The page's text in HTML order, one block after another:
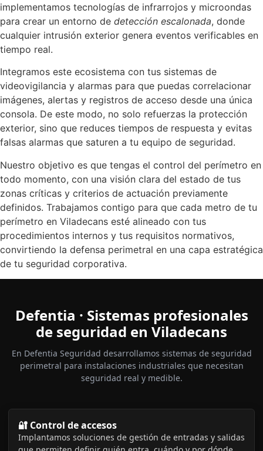
implementamos tecnologías de infrarrojos y microondas
para crear un entorno de detección escalonada, donde
cualquier intrusión exterior genera eventos verificables en
tiempo real.
Integramos este ecosistema con tus sistemas de
videovigilancia y alarmas para que puedas correlacionar
imágenes, alertas y registros de acceso desde una única
consola. De este modo, no solo refuerzas la protección
exterior, sino que reduces tiempos de respuesta y evitas
falsas alarmas que saturen a tu equipo de seguridad.
Nuestro objetivo es que tengas el control del perímetro en
todo momento, con una visión clara del estado de tus
zonas críticas y criterios de actuación previamente
definidos. Trabajamos contigo para que cada metro de tu
perímetro en Viladecans esté alineado con tus
procedimientos internos y tus requisitos normativos,
convirtiendo la defensa perimetral en una capa estratégica
de tu seguridad corporativa.
Defentia · Sistemas profesionales
de seguridad en Viladecans
En Defentia Seguridad desarrollamos sistemas de seguridad
perimetral para instalaciones industriales que necesitan
seguridad real y medible.
🔐 Control de accesos
Implantamos soluciones de gestión de entradas y salidas